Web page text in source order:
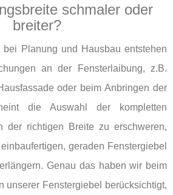
schmaler oder
breiter?
bei Planung und Hausbau entstehen
an der Fensterlaibung, z.B.
oder beim Anbringen der
die Auswahl der kompletten
der richtigen Breite zu erschweren,
geraden Fenstergiebel
Genau das haben wir beim
unserer Fenstergiebel berücksichtigt,